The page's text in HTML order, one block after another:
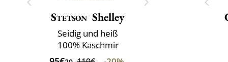
Stetson Shelley
Seidig und heiß
100% Kaschmir